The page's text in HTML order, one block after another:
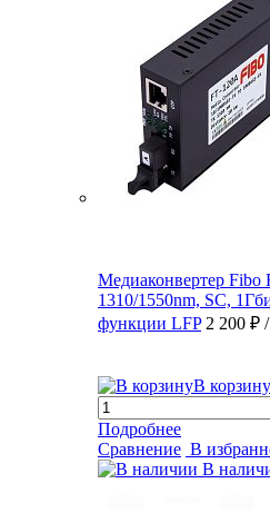
Медиаконвертер
1310/1550nm, SC,
функции LFP 2 200 ₽
В корзину
Подробнее
Сравнение В
В